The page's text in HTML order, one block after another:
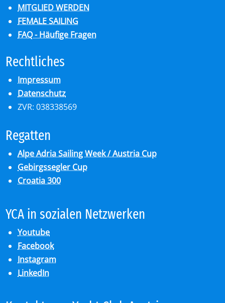
MITGLIED WERDEN
FEMALE SAILING
FAQ - Häufige Fragen
Recht­li­ches
Impressum
Datenschutz
ZVR: 038338569
Re­gat­ten
Alpe Adria Sailing Week / Austria Cup
Gebirgssegler Cup
Croatia 300
YCA in so­zia­len Netz­wer­ken
Youtube
Facebook
Instagram
LinkedIn